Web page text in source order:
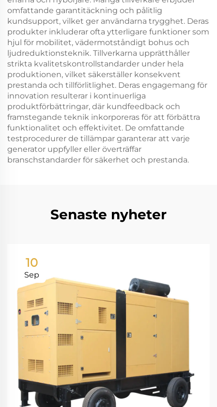
omfattande garantitäckning och pålitlig
kundsupport, vilket ger användarna trygghet. Deras
produkter inkluderar ofta ytterligare funktioner som
hjul för mobilitet, vädermotståndigt bohus och
ljudreduktionsteknik. Tillverkarna upprätthåller
strikta kvalitetskontrollstandarder under hela
produktionen, vilket säkerställer konsekvent
prestanda och tillförlitlighet. Deras engagemang för
innovation resulterar i kontinuerliga
produktförbättringar, där kundfeedback och
framstegande teknik inkorporeras för att förbättra
funktionalitet och effektivitet. De omfattande
testprocedurer de tillämpar garanterar att varje
generator uppfyller eller överträffar
branschstandarder för säkerhet och prestanda.
Senaste nyheter
10
Sep